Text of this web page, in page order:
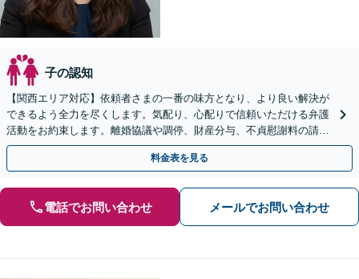
子の認知
【関西エリア対応】依頼者さまの一番の味方となり、より良い解決が
できるよう全力を尽くします。気配り、心配りで信頼いただける弁護
活動をお約束します。離婚協議や調停、財産分与、不貞慰謝料の請
求、面会交流、親権など離婚問題に幅広く対応【夜間相談可】
料金表を見る
電話でお問い合わせ メールでお問い合わせ